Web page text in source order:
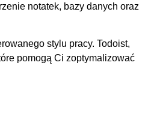
notatek, bazy danych oraz
stylu pracy. Todoist,
pomogą Ci zoptymalizować